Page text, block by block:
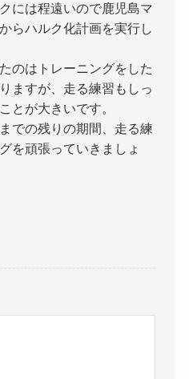
には程遠いので鹿児島マ
らハルク化計画を実行し
のはトレーニングをした
ますが、走る練習もしっ
とが大きいです。
での残りの期間、走る練
を頑張っていきましょ